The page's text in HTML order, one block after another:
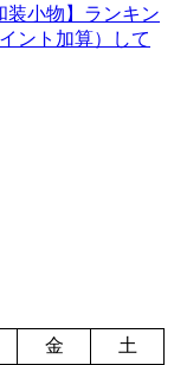
小物】ランキン
ント加算）して
金 土